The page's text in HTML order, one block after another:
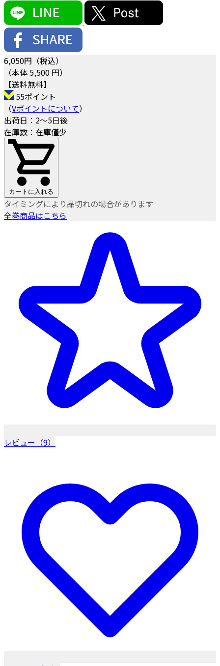
6,050円（税込）
（本体 5,500 円）
【送料無料】
55ポイント
（Vポイントについて）
出荷日：2～5日後
在庫数：在庫僅少
カートに入れる
タイミングにより品切れの場合があります
全巻商品はこちら
レビュー（9）